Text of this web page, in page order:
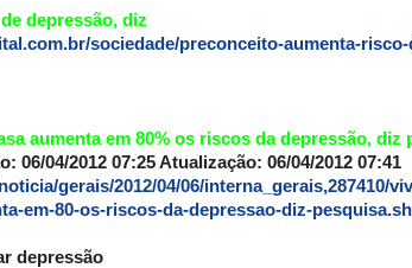
depressão, diz
sociedade/preconceito-aumenta-
aumenta em 80% os riscos da depressão, diz
06/04/2012 07:25 Atualização: 06/04/2012 07:41
gerais/2012/04/06/interna_gerais,287410/
em-80-os-riscos-da-depressao-diz-
depressão